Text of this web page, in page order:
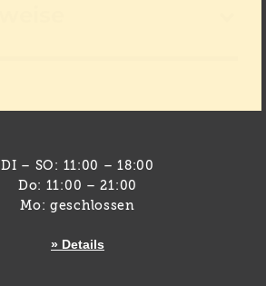
DI – SO: 11:00 – 18:00
Do: 11:00 – 21:00
Mo: geschlossen
» Details